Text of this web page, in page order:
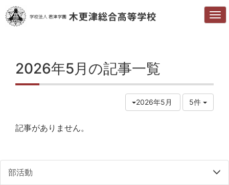
2026年5月の記事一覧
2026年5月 5件
記事がありません。
部活動